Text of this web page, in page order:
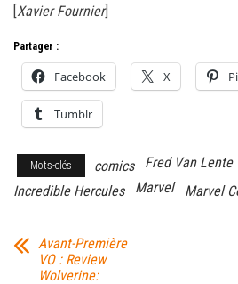
[Xavier Fournier]
Partager :
Facebook X
Tumblr
Mots-clés comics Fred Van Lente
Incredible Hercules
Marvel Marvel
Avant-Première
VO : Review
Wolverine: